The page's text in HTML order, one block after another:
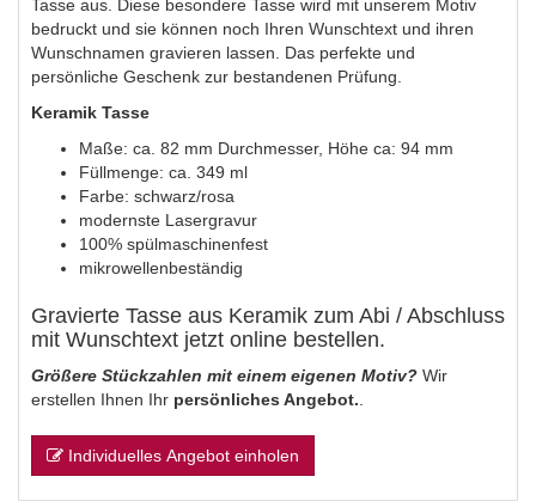
Tasse aus. Diese besondere Tasse wird mit unserem Motiv
bedruckt und sie können noch Ihren Wunschtext und ihren
Wunschnamen gravieren lassen. Das perfekte und
persönliche Geschenk zur bestandenen Prüfung.
Keramik Tasse
Maße: ca. 82 mm Durchmesser, Höhe ca: 94 mm
Füllmenge: ca. 349 ml
Farbe: schwarz/rosa
modernste Lasergravur
100% spülmaschinenfest
mikrowellenbeständig
Gravierte Tasse aus Keramik zum Abi / Abschluss
mit Wunschtext jetzt online bestellen.
Größere Stückzahlen mit einem eigenen Motiv? Wir
erstellen Ihnen Ihr persönliches Angebot.
Individuelles Angebot einholen